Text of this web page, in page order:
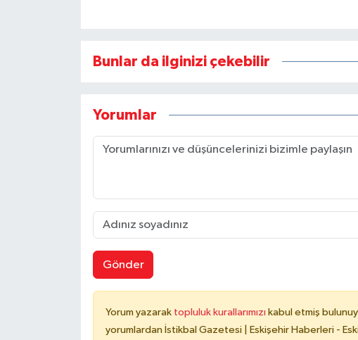
Bunlar da ilginizi çekebilir
Yorumlar
Gönder
Yorum yazarak topluluk kurallarımızı kabul etmiş
yorumlardan İstikbal Gazetesi | Eskişehir Haberleri -